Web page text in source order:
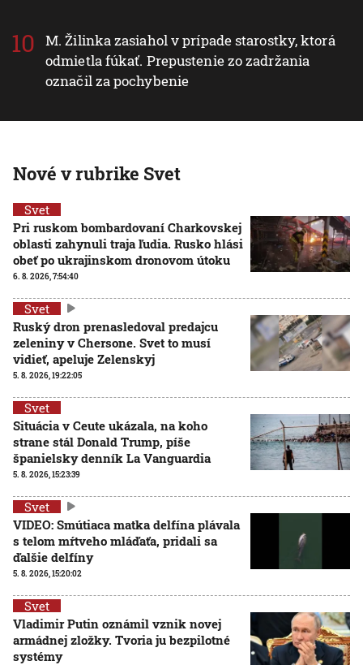
M. Žilinka zasiahol v prípade starostky, ktorá
odmietla fúkať. Prepustenie zo zadržania
označil za pochybenie
Nové v rubrike Svet
Svet
Pri ruskom bombardovaní Charkovskej
oblasti zahynuli traja ľudia. Rusko hlási
obeť po ukrajinskom dronovom útoku
6. 8. 2026, 7:54:40
Svet
Ruský dron prenasledoval predajcu
zeleniny v Chersone. Svet to musí
vidieť, apeluje Zelenskyj
5. 8. 2026, 19:22:05
Svet
Situácia v Ceute ukázala, na koho
strane stál Donald Trump, píše
španielsky denník La Vanguardia
5. 8. 2026, 15:23:39
Svet
VIDEO: Smútiaca matka delfína plávala
s telom mŕtveho mláďaťa, pridali sa
ďalšie delfíny
5. 8. 2026, 15:20:02
Svet
Vladimir Putin oznámil vznik novej
armádnej zložky. Tvoria ju bezpilotné
systémy